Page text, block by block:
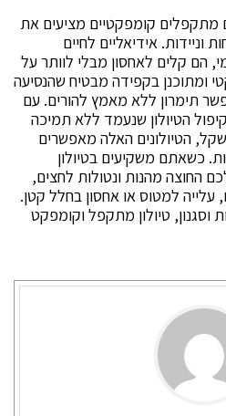
מתקפלים קומפקטיים מציעים את
וניידות. אידיאליים לחיים
הם קלים לאחסון מבלי לוותר על
ומתוכנן בקפידה מבטיח שהנסיעה
תימרון ללא מאמץ להורים. עם
הטיולון שנעמד ללא תמיכה
הטיולונים האלה מאפשרים
כשאתם משקיעים בטיולון
החוצה מהנות ונטולות לחצים,
עלייה למטוס או אחסון בחלל קטן.
וסגנון, טיולון מתקפל וקומפקט